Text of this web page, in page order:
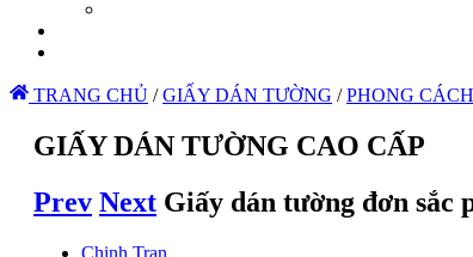
TRANG CHỦ / GIẤY DÁN TƯỜNG / PHONG CÁCH
GIẤY DÁN TƯỜNG CAO CẤP
Prev Next Giấy dán tường đơn sắc
Chinh Tran